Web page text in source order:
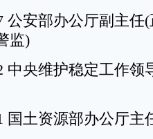
安部办公厅副主任(
监)
央维护稳定工作领
土资源部办公厅主